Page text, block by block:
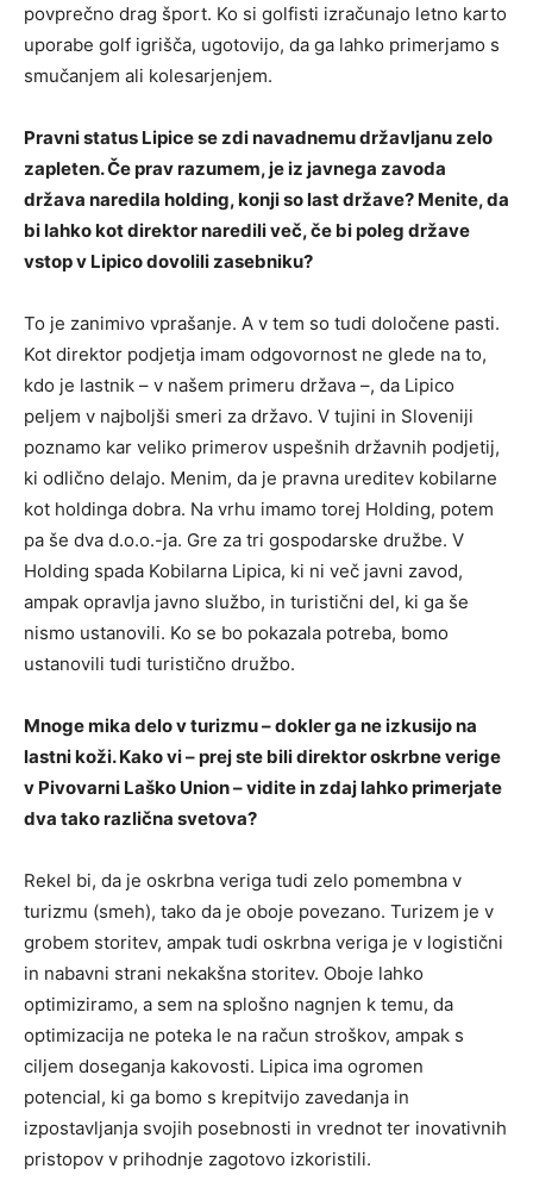
povprečno drag šport. Ko si golfisti izračunajo letno karto
uporabe golf igrišča, ugotovijo, da ga lahko primerjamo s
smučanjem ali kolesarjenjem.
Pravni status Lipice se zdi navadnemu državljanu zelo
zapleten. Če prav razumem, je iz javnega zavoda
država naredila holding, konji so last države? Menite, da
bi lahko kot direktor naredili več, če bi poleg države
vstop v Lipico dovolili zasebniku?
To je zanimivo vprašanje. A v tem so tudi določene pasti.
Kot direktor podjetja imam odgovornost ne glede na to,
kdo je lastnik – v našem primeru država –, da Lipico
peljem v najboljši smeri za državo. V tujini in Sloveniji
poznamo kar veliko primerov uspešnih državnih podjetij,
ki odlično delajo. Menim, da je pravna ureditev kobilarne
kot holdinga dobra. Na vrhu imamo torej Holding, potem
pa še dva d.o.o.-ja. Gre za tri gospodarske družbe. V
Holding spada Kobilarna Lipica, ki ni več javni zavod,
ampak opravlja javno službo, in turistični del, ki ga še
nismo ustanovili. Ko se bo pokazala potreba, bomo
ustanovili tudi turistično družbo.
Mnoge mika delo v turizmu – dokler ga ne izkusijo na
lastni koži. Kako vi – prej ste bili direktor oskrbne verige
v Pivovarni Laško Union – vidite in zdaj lahko primerjate
dva tako različna svetova?
Rekel bi, da je oskrbna veriga tudi zelo pomembna v
turizmu (smeh), tako da je oboje povezano. Turizem je v
grobem storitev, ampak tudi oskrbna veriga je v logistični
in nabavni strani nekakšna storitev. Oboje lahko
optimiziramo, a sem na splošno nagnjen k temu, da
optimizacija ne poteka le na račun stroškov, ampak s
ciljem doseganja kakovosti. Lipica ima ogromen
potencial, ki ga bomo s krepitvijo zavedanja in
izpostavljanja svojih posebnosti in vrednot ter inovativnih
pristopov v prihodnje zagotovo izkoristili.